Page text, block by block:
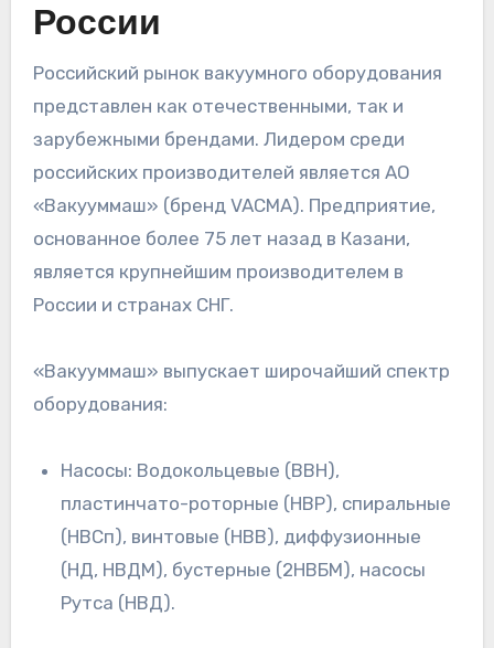
России
Российский рынок вакуумного оборудования
представлен как отечественными, так и
зарубежными брендами. Лидером среди
российских производителей является АО
«Вакууммаш» (бренд VACMA). Предприятие,
основанное более 75 лет назад в Казани,
является крупнейшим производителем в
России и странах СНГ.
«Вакууммаш» выпускает широчайший спектр
оборудования:
Насосы: Водокольцевые (ВВН),
пластинчато-роторные (НВР), спиральные
(НВСп), винтовые (НВВ), диффузионные
(НД, НВДМ), бустерные (2НВБМ), насосы
Рутса (НВД).